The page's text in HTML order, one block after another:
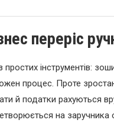
переріс
простих інструментів:
процес. Проте
й податки рахуються
на заручника